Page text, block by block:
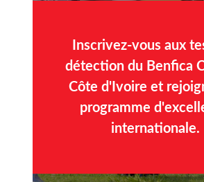
Inscrivez-vous aux
détection du Benfica
Côte d'Ivoire et
programme
internationale.